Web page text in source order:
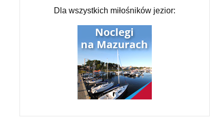
Dla wszystkich miłośników jezior: